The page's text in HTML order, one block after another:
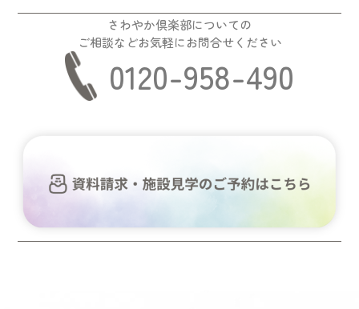
さわやか倶楽部についての
ご相談などお気軽にお問合せください
0120-958-490